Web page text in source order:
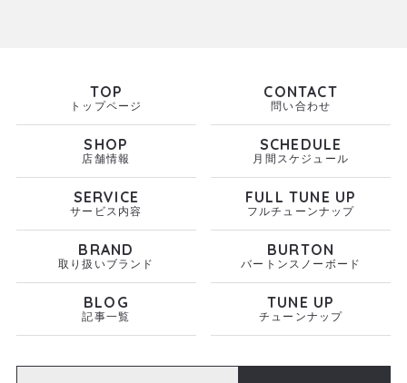
TOP
トップページ
SHOP
店舗情報
SERVICE
サービス内容
BRAND
取り扱いブランド
BLOG
記事一覧
CONTACT
問い合わせ
SCHEDULE
月間スケジュール
FULL TUNE UP
フルチューンナップ
BURTON
バートンスノーボード
TUNE UP
チューンナップ